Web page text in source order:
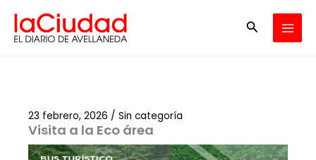
contenido
Buscar
Visita a la Eco área
23 febrero, 2026 / Sin categoría